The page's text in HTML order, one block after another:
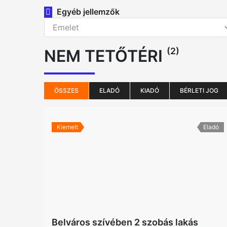
Egyéb jellemzők
NEM TETŐTÉRI (2)
ÖSSZES ELADÓ KIADÓ BÉRLETI JOG
Kiemelt Eladó
Belváros szívében 2 szobás lakás